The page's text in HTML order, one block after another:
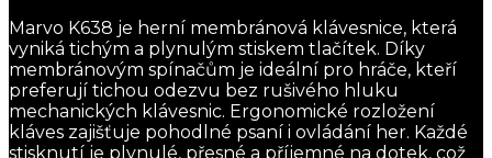
Marvo K638 je herní membránová klávesnice, která
vyniká tichým a plynulým stiskem tlačítek. Díky
membránovým spínačům je ideální pro hráče, kteří
preferují tichou odezvu bez rušivého hluku
mechanických klávesnic. Ergonomické rozložení
kláves zajišťuje pohodlné psaní i ovládání her. Každé
stisknutí je plynulé, přesné a příjemné na dotek, což